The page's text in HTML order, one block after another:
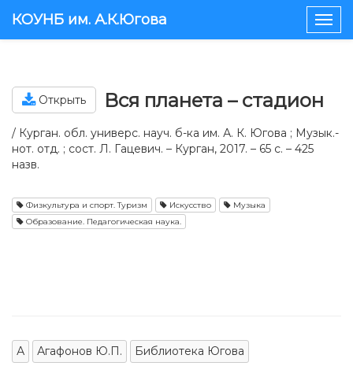
КОУНБ им. А.К.Югова
Открыть Вся планета – стадион
/ Курган. обл. универс. науч. б-ка им. А. К. Югова ; Музык.-
нот. отд. ; сост. Л. Гацевич. – Курган, 2017. – 65 с. – 425
назв.
Физкультура и спорт. Туризм Искусство
Музыка
Образование. Педагогическая наука.
А Агафонов Ю.П. Библиотека Югова